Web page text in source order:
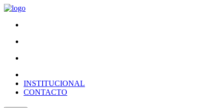
INSTITUCIONAL
CONTACTO